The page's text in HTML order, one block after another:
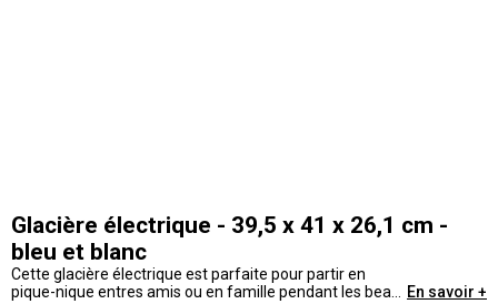
Glacière électrique - 39,5 x 41 x 26,1 cm -
bleu et blanc
Cette glacière électrique est parfaite pour partir en
pique-nique entres amis ou en famille pendant les beaux En savoir +